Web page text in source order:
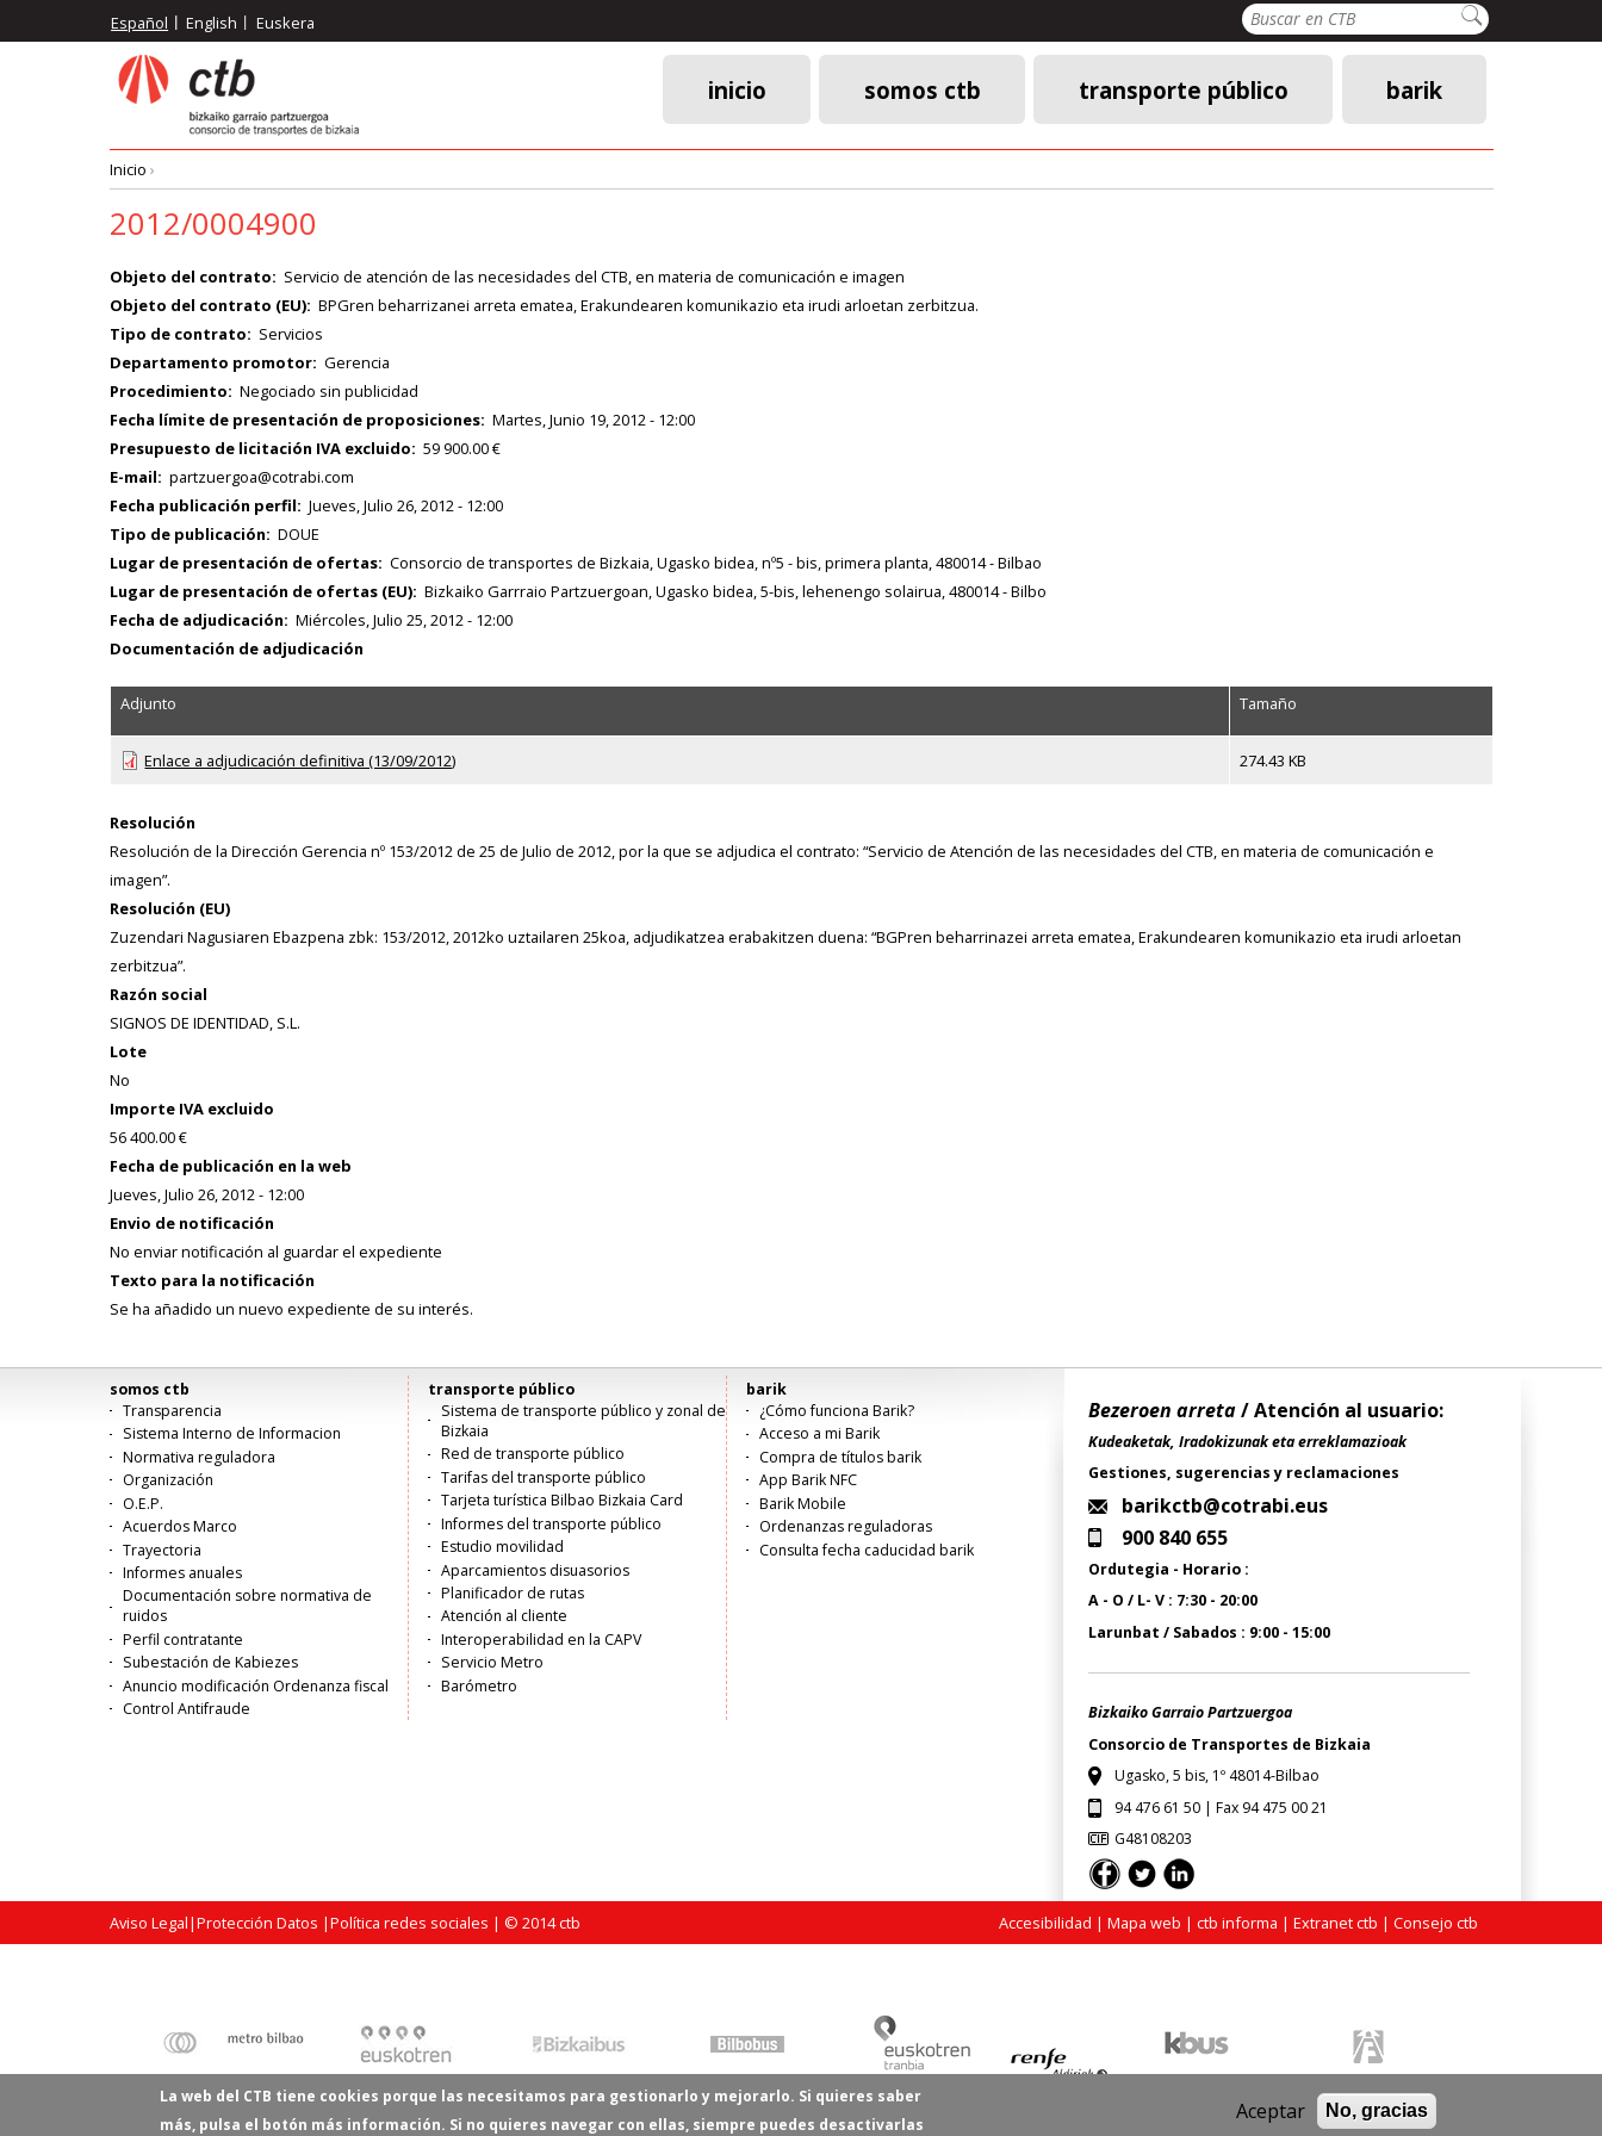
al
Buscar
Español English Euskera
Menú
principal
inicio somos ctb transporte público barik
Ruta
de
navegación
Inicio ›
2012/0004900
Objeto del contrato
Servicio de atención de las necesidades del CTB, en materia de comunicación e imagen
Objeto del contrato (EU) BPGren beharrizanei arreta ematea, Erakundearen komunikazio eta irudi arloetan zerbitzua.
Tipo de contrato
Servicios
Departamento promotor Gerencia
Procedimiento
Negociado sin publicidad
Fecha límite de presentación de proposiciones Martes, Junio 19, 2012 - 12:00
Presupuesto de licitación IVA excluido
59 900.00 €
E-mail
partzuergoa@cotrabi.com
Fecha publicación perfil
Jueves, Julio 26, 2012 - 12:00
Tipo de publicación
DOUE
Lugar de presentación de ofertas Consorcio de transportes de Bizkaia, Ugasko bidea, nº5 - bis, primera planta, 480014 - Bilbao
Lugar de presentación de ofertas (EU) Bizkaiko Garrraio Partzuergoan, Ugasko bidea, 5-bis, lehenengo solairua, 480014 - Bilbo
Fecha de adjudicación
Miércoles, Julio 25, 2012 - 12:00
Documentación de adjudicación
Adjunto Tamaño
Enlace a adjudicación definitiva (13/09/2012) 274.43 KB
Resolución
Resolución de la Dirección Gerencia nº 153/2012 de 25 de Julio de 2012, por la que se adjudica el contrato: “Servicio de Atención de las necesidades del CTB, en materia de comunicación e
imagen”.
Resolución (EU)
Zuzendari Nagusiaren Ebazpena zbk: 153/2012, 2012ko uztailaren 25koa, adjudikatzea erabakitzen duena: “BGPren beharrinazei arreta ematea, Erakundearen komunikazio eta irudi arloetan
zerbitzua”.
Razón social
SIGNOS DE IDENTIDAD, S.L.
Lote
No
Importe IVA excluido
56 400.00 €
Fecha de publicación en la web
Jueves, Julio 26, 2012 - 12:00
Envio de notificación
No enviar notificación al guardar el expediente
Texto para la notificación
Se ha añadido un nuevo expediente de su interés.
Menú
principal
somos ctb
Transparencia
Sistema Interno de Informacion
Normativa reguladora
Organización
O.E.P.
Acuerdos Marco
Trayectoria
Informes anuales
Documentación sobre normativa de
ruidos
Perfil contratante
Subestación de Kabiezes
Anuncio modificación Ordenanza fiscal
Control Antifraude
transporte público
Sistema de transporte público y zonal de
Bizkaia
Red de transporte público
Tarifas del transporte público
Tarjeta turística Bilbao Bizkaia Card
Informes del transporte público
Estudio movilidad
Aparcamientos disuasorios
Planificador de rutas
Atención al cliente
Interoperabilidad en la CAPV
Servicio Metro
Barómetro
barik
¿Cómo funciona Barik?
Acceso a mi Barik
Compra de títulos barik
App Barik NFC
Barik Mobile
Ordenanzas reguladoras
Consulta fecha caducidad barik
Bezeroen arreta/ Atención al usuario:
Kudeaketak, Iradokizunak eta erreklamazioak
Gestiones, sugerencias y reclamaciones
barikctb@cotrabi.eus
900 840 655
Ordutegia - Horario :
A - O / L- V : 7:30 - 20:00
Larunbat / Sabados : 9:00 - 15:00
Bizkaiko Garraio Partzuergoa
Consorcio de Transportes de Bizkaia
Ugasko, 5 bis, 1º 48014-Bilbao
94 476 61 50 | Fax 94 475 00 21
G48108203
Aviso Legal|Protección Datos |Política redes sociales | © 2014 ctb Accesibilidad | Mapa web | ctb informa | Extranet ctb | Consejo ctb
La web del CTB tiene cookies porque las necesitamos para gestionarlo y mejorarlo. Si quieres saber
más, pulsa el botón más información. Si no quieres navegar con ellas, siempre puedes desactivarlas
Aceptar No, gracias